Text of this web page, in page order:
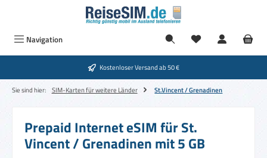
Zum Hauptinhalt springen
Navigation
Kostenloser Versand ab 50 €
Sie sind hier: SIM-Karten für weitere Länder St.Vincent / Grenadinen
Prepaid Internet eSIM für St.
Vincent / Grenadinen mit 5 GB